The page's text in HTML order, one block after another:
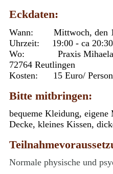
Eckdaten:
Wann: Mittwoch, den
Uhrzeit: 19:00 - ca
Wo: Praxis Mihaela
72764 Reutlingen
Kosten: 15 Euro/ Person
Bitte mitbringen:
bequeme Kleidung, eigene
Decke, kleines Kissen,
Normale physische und